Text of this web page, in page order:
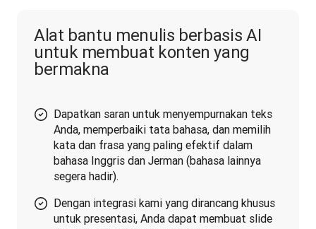
Alat bantu menulis berbasis AI
untuk membuat konten yang
bermakna
Dapatkan saran untuk menyempurnakan teks
Anda, memperbaiki tata bahasa, dan memilih
kata dan frasa yang paling efektif dalam
bahasa Inggris dan Jerman (bahasa lainnya
segera hadir).
Dengan integrasi kami yang dirancang khusus
untuk presentasi, Anda dapat membuat slide